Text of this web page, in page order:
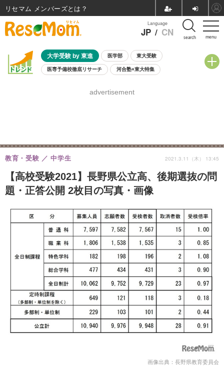
menu
Language
JP / CN search
大学受験 by 東進 医学部 東大受験
医専予備校徹底リサーチ 河合塾×東大特集
8月開催学校説明会・相談会
advertisement
【高校受験2021】長野県公立高、後期選抜の問
題・正答公開 2枚目の写真・画像
教育・受験 中学生 2021.3.11（木） 13:45
画像出典：長野県教育委員会
リセマム メンバーズ